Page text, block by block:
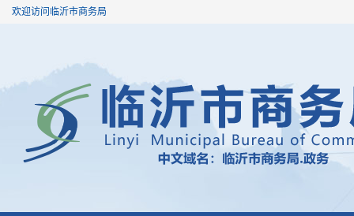
欢迎访问临沂市商务局